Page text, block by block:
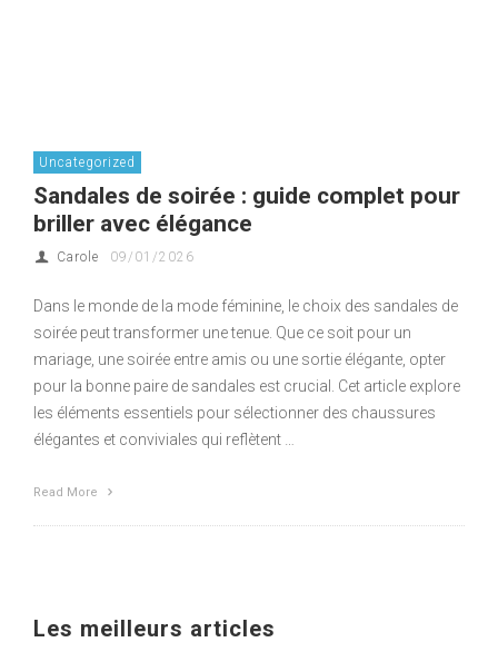
Uncategorized
Sandales de soirée : guide complet pour
briller avec élégance
Carole 09/01/2026
Dans le monde de la mode féminine, le choix des sandales de
soirée peut transformer une tenue. Que ce soit pour un
mariage, une soirée entre amis ou une sortie élégante, opter
pour la bonne paire de sandales est crucial. Cet article explore
les éléments essentiels pour sélectionner des chaussures
élégantes et conviviales qui reflètent …
Read More
Les meilleurs articles